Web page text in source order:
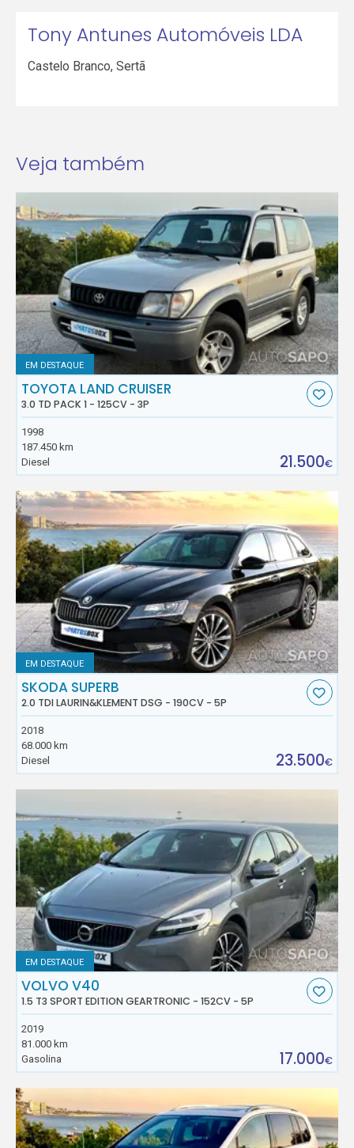
Tony Antunes Automóveis LDA
Castelo Branco,Sertã
Veja também
EM DESTAQUE
TOYOTA LAND CRUISER
3.0 TD PACK 1 - 125CV - 3P
1998
187.450 km
Diesel
21.500€
EM DESTAQUE
SKODA SUPERB
2.0 TDI LAURIN&KLEMENT DSG - 190CV - 5P
2018
68.000 km
Diesel
23.500€
EM DESTAQUE
VOLVO V40
1.5 T3 SPORT EDITION GEARTRONIC - 152CV - 5P
2019
81.000 km
Gasolina
17.000€